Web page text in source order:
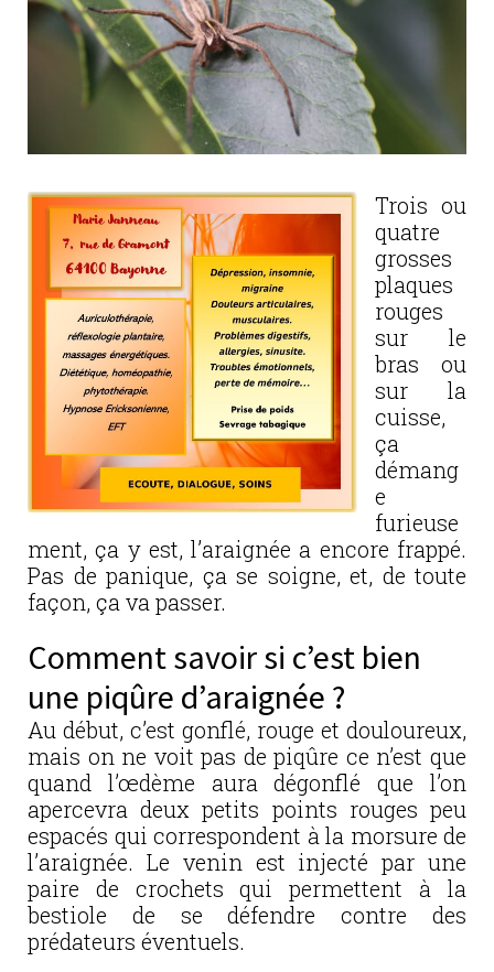
Trois ou
quatre
grosses
plaques
rouges
sur le
bras ou
sur la
cuisse,
ça
démang
e
furieuse
ment, ça y est, l’araignée a encore frappé.
Pas de panique, ça se soigne, et, de toute
façon, ça va passer.
Comment savoir si c’est bien
une piqûre d’araignée ?
Au début, c’est gonflé, rouge et douloureux,
mais on ne voit pas de piqûre ce n’est que
quand l’œdème aura dégonflé que l’on
apercevra deux petits points rouges peu
espacés qui correspondent à la morsure de
l’araignée. Le venin est injecté par une
paire de crochets qui permettent à la
bestiole de se défendre contre des
prédateurs éventuels.